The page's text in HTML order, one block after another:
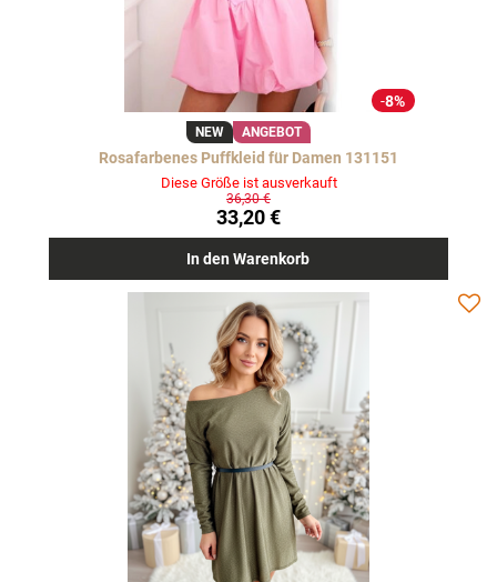
8%
NEW ANGEBOT
Rosafarbenes Puffkleid für Damen 131151
Diese Größe ist ausverkauft
33,20 €
36,30 €
In den Warenkorb